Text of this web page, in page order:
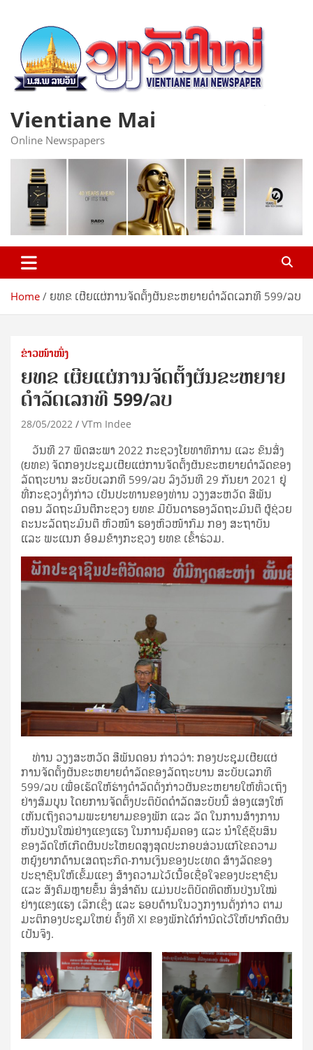
content
Vientiane Mai
Online Newspapers
Home ຍທຂ ເຜີຍແຜ່ການຈັດຕັ້ງຜັນຂະຫຍາຍດໍາລັດເລກທີ 599/ລບ
ຂ່າວໜ້າໜຶ່ງ
ຍທຂ ເຜີຍແຜ່ການຈັດຕັ້ງຜັນຂະຫຍາຍ
ດໍາລັດເລກທີ 599/ລບ
28/05/2022 VTm Indee
ວັນທີ 27 ພຶດສະພາ 2022 ກະຊວງໂຍທາທິການ ແລະ ຂົນສົ່ງ
(ຍທຂ) ຈັດກອງປະຊຸມເຜີຍແຜ່ການຈັດຕັ້ງຜັນຂະຫຍາຍດຳລັດຂອງ
ລັດຖະບານ ສະບັບເລກທີ 599/ລບ ລົງວັນທີ 29 ກັນຍາ 2021 ຢູ່
ທີ່ກະຊວງດັ່ງກ່າວ ເປັນປະທານຂອງທ່ານ ວຽງສະຫວັດ ສີພັນ
ດອນ ລັດຖະມົນຕີກະຊວງ ຍທຂ ມີບັນດາຮອງລັດຖະມົນຕີ ຜູ້ຊ່ວຍ
ຄະນະລັດຖະມົນຕີ ຫົວໜ້າ ຮອງຫົວໜ້າກົມ ກອງ ສະຖາບັນ
ແລະ ພະແນກ ອ້ອມຂ້າງກະຊວງ ຍທຂ ເຂົ້າຮ່ວມ.
ທ່ານ ວຽງສະຫວັດ ສີພັນດອນ ກ່າວວ່າ: ກອງປະຊຸມເຜີຍແຜ່
ການຈັດຕັ້ງຜັນຂະຫຍາຍດຳລັດຂອງລັດຖະບານ ສະບັບເລກທີ
599/ລບ ເພື່ອເຮັດໃຫ້ຮ່າງດໍາລັດດັ່ງກ່າວຜັນຂະຫຍາຍໃຫ້ທົ່ວເຖິງ
ຢ່າງສົມບູນ ໂດຍການຈັດຕັ້ງປະຕິບັດດຳລັດສະບັບນີ້ ສ່ອງແສງໃຫ້
ເຫັນເຖິງຄວາມພະຍາຍາມຂອງພັກ ແລະ ລັດ ໃນການສ້າງການ
ຫັນປ່ຽນໃໝ່ຢ່າງແຂງແຮງ ໃນການຄຸ້ມຄອງ ແລະ ນຳໃຊ້ຊັບສິນ
ຂອງລັດໃຫ້ເກີດຜົນປະໂຫຍດສູງສຸດປະກອບສ່ວນແກ້ໄຂຄວາມ
ຫຍຸ້ງຍາກດ້ານເສດຖະກິດ-ການເງິນຂອງປະເທດ ສ້າງລັດຂອງ
ປະຊາຊົນໃຫ້ເຂັ້ມແຂງ ສ້າງຄວາມໄວ້ເນື້ອເຊື່ອໃຈຂອງປະຊາຊົນ
ແລະ ສັງຄົມຫຼາຍຂຶ້ນ ສິ່ງສຳຄັນ ແມ່ນປະຕິບັດທິດຫັນປ່ຽນໃໝ່
ຢ່າງແຂງແຮງ ເລິກເຊິ່ງ ແລະ ຮອບດ້ານໃນວຽກງານດັ່ງກ່າວ ຕາມ
ມະຕິກອງປະຊຸມໃຫຍ່ ຄັ້ງທີ XI ຂອງພັກໄດ້ກຳນົດໄວ້ໃຫ້ປາກົດຜົນ
ເປັນຈິງ.